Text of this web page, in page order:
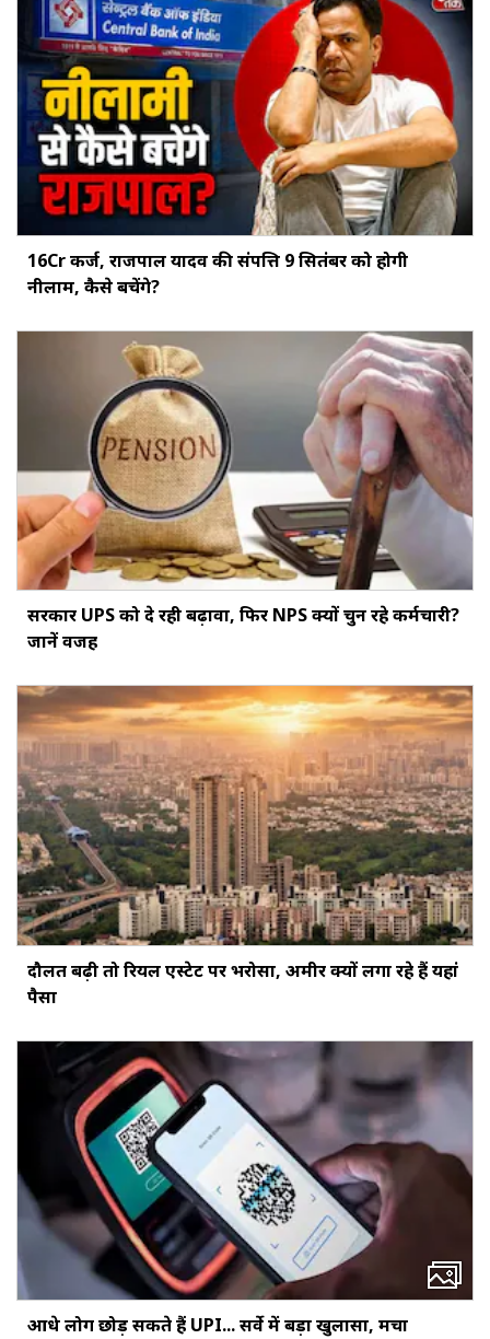
16Cr कर्ज, राजपाल यादव की संपत्ति 9 सितंबर को होगी
नीलाम, कैसे बचेंगे?
सरकार UPS को दे रही बढ़ावा, फिर NPS क्यों चुन रहे कर्मचारी?
जानें वजह
दौलत बढ़ी तो रियल एस्टेट पर भरोसा, अमीर क्यों लगा रहे हैं यहां
पैसा
आधे लोग छोड़ सकते हैं UPI... सर्वे में बड़ा खुलासा, मचा